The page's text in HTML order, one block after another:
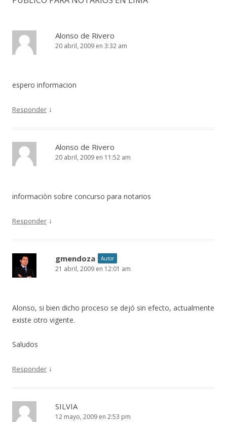
Alonso de Rivero
20 abril, 2009 en 3:32 am
espero informacion
Responder ↓
Alonso de Rivero
20 abril, 2009 en 11:52 am
informaciòn sobre concurso para notarios
Responder ↓
gmendoza Autor
21 abril, 2009 en 12:01 am
Alonso, si bien dicho proceso se dejó sin efecto, actualmente
existe otro vigente.
Saludos
Responder ↓
SILVIA
12 mayo, 2009 en 2:53 pm